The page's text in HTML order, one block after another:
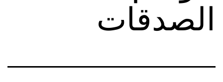
الصدقات